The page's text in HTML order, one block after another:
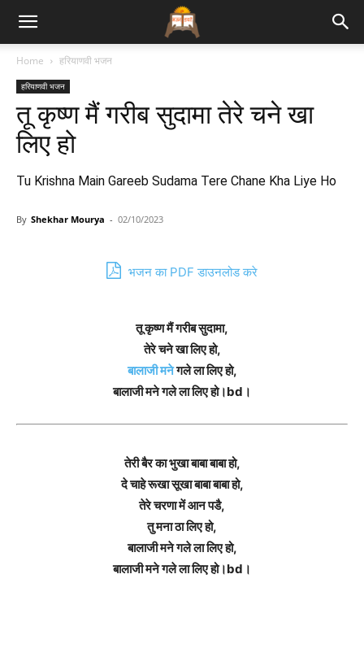
Bhajan
Lyrics
Home हरियाणवी भजन
हरियाणवी भजन
तू कृष्ण मैं गरीब सुदामा तेरे चने खा
लिए हो
Tu Krishna Main Gareeb Sudama Tere Chane Kha Liye Ho
By Shekhar Mourya - 02/10/2023
भजन का PDF डाउनलोड करे
तू कृष्ण मैं गरीब सुदामा,
तेरे चने खा लिए हो,
बालाजी मनेगले ला लिए हो,
बालाजी मने गले ला लिए हो।bd।
तेरी बैर का भुखा बाबा बाबा हो,
दे चाहे रूखा सूखा बाबा बाबा हो,
तेरे चरणा में आन पडै,
तु मना ठा लिए हो,
बालाजी मने गले ला लिए हो,
बालाजी मने गले ला लिए हो।bd।